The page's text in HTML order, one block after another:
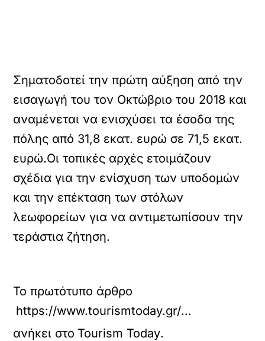
Σηματοδοτεί την πρώτη αύξηση από την
εισαγωγή του τον Οκτώβριο του 2018 και
αναμένεται να ενισχύσει τα έσοδα της
πόλης από 31,8 εκατ. ευρώ σε 71,5 εκατ.
ευρώ.Οι τοπικές αρχές ετοιμάζουν
σχέδια για την ενίσχυση των υποδομών
και την επέκταση των στόλων
λεωφορείων για να αντιμετωπίσουν την
τεράστια ζήτηση.
Το πρωτότυπο άρθρο
https://www.tourismtoday.gr/%CF%80%CE%BF%CE%B9%CE%BF%CF%82-%CE%B4%CE%B7%CE%BC%CE%BF%CF%86%CE%B9%CE%BB%CE%AE%CF%82-%CF%80%CF%81%CE%BF%CE%BF%CF%81%CE%B9%CF%83%CE%BC%CF%8C%CF%82-%CE%B1%CF%85%CE%BE%CE%AC%CE%BD%CE%B5%CE%B9-%CF%84-2/
ανήκει στο Tourism Today.